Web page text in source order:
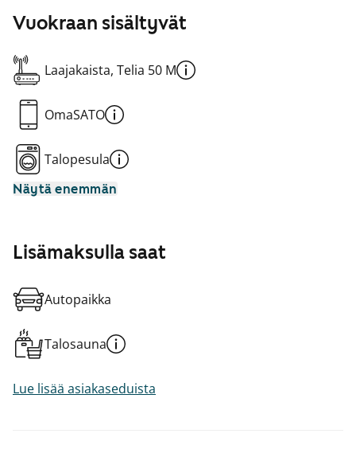
Vuokraan sisältyvät
Laajakaista, Telia 50 M
OmaSATO
Talopesula
Näytä enemmän
Lisämaksulla saat
Autopaikka
Talosauna
Lue lisää asiakaseduista